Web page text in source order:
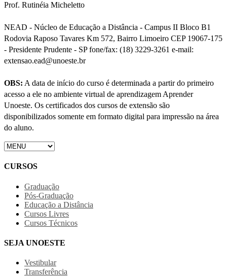
Prof. Rutinéia Micheletto
NEAD - Núcleo de Educação a Distância - Campus II Bloco B1
Rodovia Raposo Tavares Km 572, Bairro Limoeiro CEP 19067-175
- Presidente Prudente - SP fone/fax: (18) 3229-3261 e-mail:
extensao.ead@unoeste.br
OBS: A data de início do curso é determinada a partir do primeiro
acesso a ele no ambiente virtual de aprendizagem Aprender
Unoeste. Os certificados dos cursos de extensão são
disponibilizados somente em formato digital para impressão na área
do aluno.
CURSOS
Graduação
Pós-Graduação
Educação a Distância
Cursos Livres
Cursos Técnicos
SEJA UNOESTE
Vestibular
Transferência